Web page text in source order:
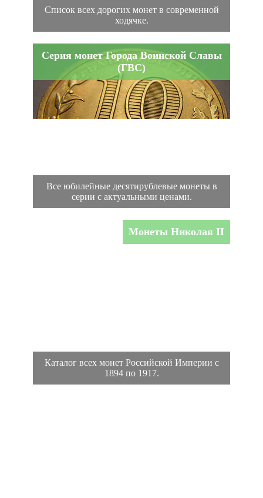
Список всех дорогих монет в современной
ходячке.
Серия монет Города Воинской Славы
(ГВС)
Все юбилейные десятирублевые монеты в
серии с актуальными ценами.
Монеты Николая II
Каталог всех монет Российской Империи с
1894 по 1917.